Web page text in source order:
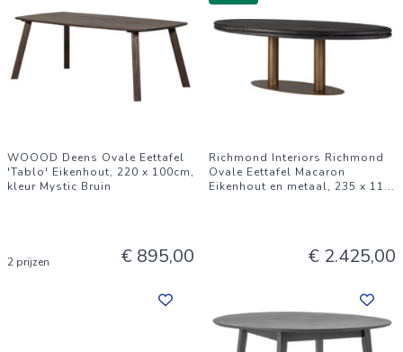
WOOOD Deens Ovale Eettafel
'Tablo' Eikenhout, 220 x 100cm,
kleur Mystic Bruin
2 prijzen € 895,00
Richmond Interiors Richmond
Ovale Eettafel Macaron
Eikenhout en metaal, 235 x 11...
€ 2.425,00